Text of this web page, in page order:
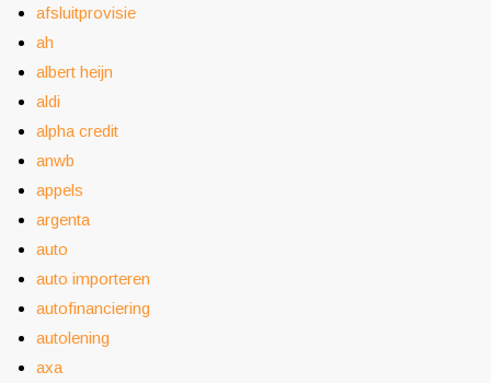
afsluitprovisie
ah
albert heijn
aldi
alpha credit
anwb
appels
argenta
auto
auto importeren
autofinanciering
autolening
axa